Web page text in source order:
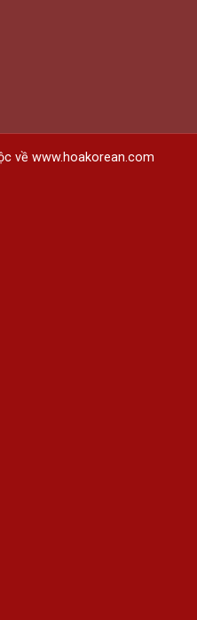
về www.hoakorean.com